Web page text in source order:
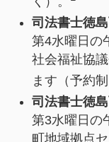
司法書士徳
第4水曜日の
社会福祉協
ます（予約
司法書士徳
第3水曜日の
町地域拠点